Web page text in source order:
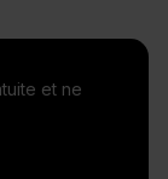
et ne